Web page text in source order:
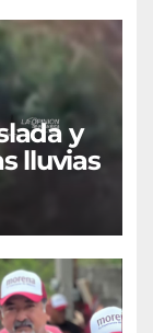
y
lluvias